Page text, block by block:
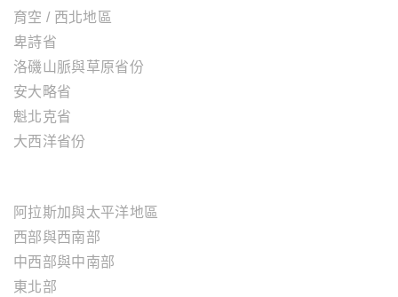
育空 / 西北地區
卑詩省
洛磯山脈與草原省份
安大略省
魁北克省
大西洋省份
阿拉斯加與太平洋地區
西部與西南部
中西部與中南部
東北部